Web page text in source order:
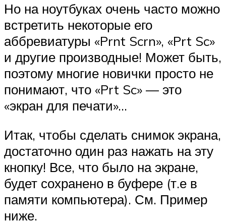
Но на ноутбуках очень часто можно
встретить некоторые его
аббревиатуры «Prnt Scrn», «Prt Sc»
и другие производные! Может быть,
поэтому многие новички просто не
понимают, что «Prt Sc» — это
«экран для печати»…
Итак, чтобы сделать снимок экрана,
достаточно один раз нажать на эту
кнопку! Все, что было на экране,
будет сохранено в буфере (т.е в
памяти компьютера). См. Пример
ниже.